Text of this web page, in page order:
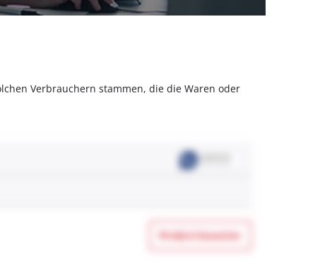
Verbrauchern stammen, die die Waren oder